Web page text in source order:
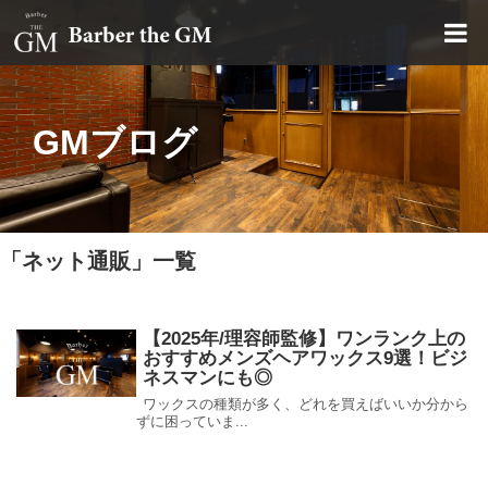
大阪・本町｜大人の散髪屋
GMブログ
「 ネット通販 」 一覧
【2025年/理容師監修】ワンランク上の
おすすめメンズヘアワックス9選！ビジ
ネスマンにも◎
ワックスの種類が多く、どれを買えばいいか分から
ずに困っていま...